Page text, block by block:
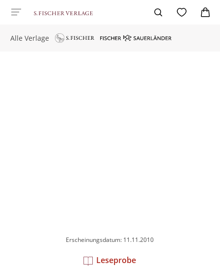
Alle Verlage
Erscheinungsdatum: 11.11.2010
Leseprobe